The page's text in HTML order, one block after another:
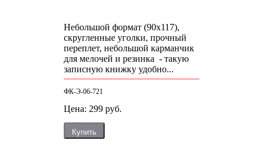
Небольшой формат (90х117),
скругленные уголки, прочный
переплет, небольшой карманчик
для мелочей и резинка - такую
записную книжку удобно...
ФК-Э-06-721
Цена: 299 руб.
Купить